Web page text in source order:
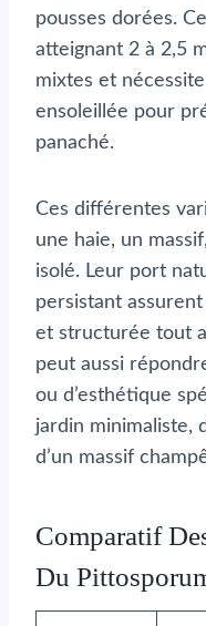
pousses dorées.
atteignant 2 à 2,5
mixtes et
ensoleillée pour
panaché.
Ces différentes
une haie, un
isolé. Leur port
persistant
et structurée tout
peut aussi
ou d’esthétique
jardin minimaliste,
d’un massif
Comparatif
Du